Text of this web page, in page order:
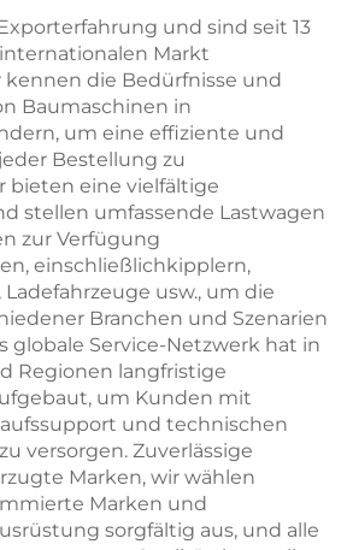
und sind seit 13
Markt
die Bedürfnisse und
Baumaschinen in
um eine effiziente und
Bestellung zu
bieten eine vielfältige
stellen umfassende Lastwagen
zur Verfügung
einschließlichkipplern,
usw., um die
Branchen und Szenarien
globale Service-Netzwerk hat in
Regionen langfristige
um Kunden mit
und technischen
versorgen. Zuverlässige
Marken, wir wählen
Marken und
sorgfältig aus, und alle